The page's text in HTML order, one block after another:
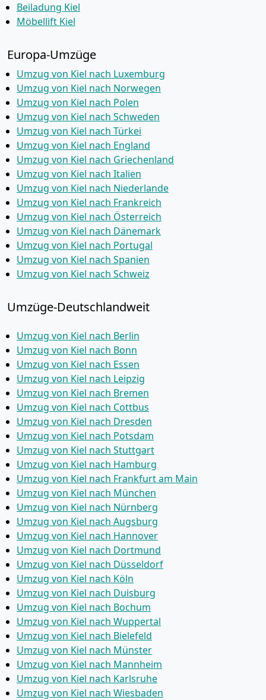
Beiladung Kiel
Möbellift Kiel
Europa-Umzüge
Umzug von Kiel nach Luxemburg
Umzug von Kiel nach Norwegen
Umzug von Kiel nach Polen
Umzug von Kiel nach Schweden
Umzug von Kiel nach Türkei
Umzug von Kiel nach England
Umzug von Kiel nach Griechenland
Umzug von Kiel nach Italien
Umzug von Kiel nach Niederlande
Umzug von Kiel nach Frankreich
Umzug von Kiel nach Österreich
Umzug von Kiel nach Dänemark
Umzug von Kiel nach Portugal
Umzug von Kiel nach Spanien
Umzug von Kiel nach Schweiz
Umzüge-Deutschlandweit
Umzug von Kiel nach Berlin
Umzug von Kiel nach Bonn
Umzug von Kiel nach Essen
Umzug von Kiel nach Leipzig
Umzug von Kiel nach Bremen
Umzug von Kiel nach Cottbus
Umzug von Kiel nach Dresden
Umzug von Kiel nach Potsdam
Umzug von Kiel nach Stuttgart
Umzug von Kiel nach Hamburg
Umzug von Kiel nach Frankfurt am Main
Umzug von Kiel nach München
Umzug von Kiel nach Nürnberg
Umzug von Kiel nach Augsburg
Umzug von Kiel nach Hannover
Umzug von Kiel nach Dortmund
Umzug von Kiel nach Düsseldorf
Umzug von Kiel nach Köln
Umzug von Kiel nach Duisburg
Umzug von Kiel nach Bochum
Umzug von Kiel nach Wuppertal
Umzug von Kiel nach Bielefeld
Umzug von Kiel nach Münster
Umzug von Kiel nach Mannheim
Umzug von Kiel nach Karlsruhe
Umzug von Kiel nach Wiesbaden